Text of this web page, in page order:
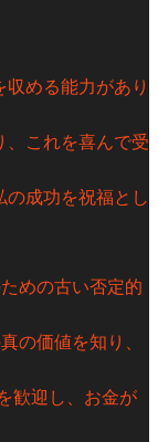
収める能力があり
、これを喜んで受
の成功を祝福とし
めの古い否定的
の価値を知り、
歓迎し、お金が